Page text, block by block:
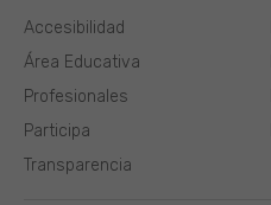
Área Educativa
Profesionales
Participa
Transparencia
Accesibilidad